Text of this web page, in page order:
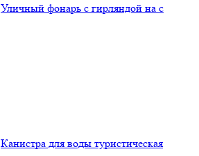
Уличный фонарь с гирляндой на с
Канистра для воды туристическая